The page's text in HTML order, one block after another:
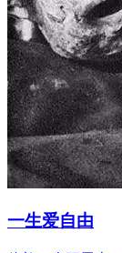
一生爱自由